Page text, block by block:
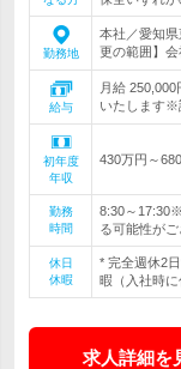
勤務地
本社／愛知
更の範囲】
給与
月給
いたします※
初年度
年収
430万円～
勤務
時間
8:30～
る可能性が
休日
休暇
* 完全週休2
暇（入社時
求人詳細を